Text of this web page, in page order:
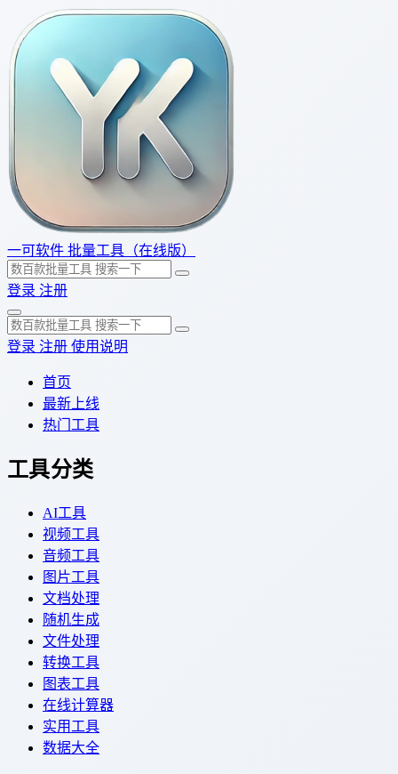
一可软件 批量工具（在线版）
登录 注册
登录 注册 使用说明
首页
最新上线
热门工具
工具分类
AI工具
视频工具
音频工具
图片工具
文档处理
随机生成
文件处理
转换工具
图表工具
在线计算器
实用工具
数据大全